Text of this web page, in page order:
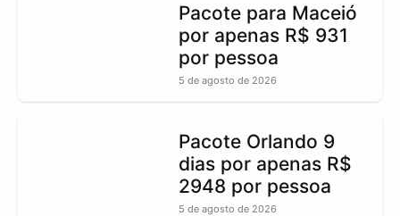
Pacote para Maceió
por apenas R$ 931
por pessoa
5 de agosto de 2026
Pacote Orlando 9
dias por apenas R$
2948 por pessoa
5 de agosto de 2026